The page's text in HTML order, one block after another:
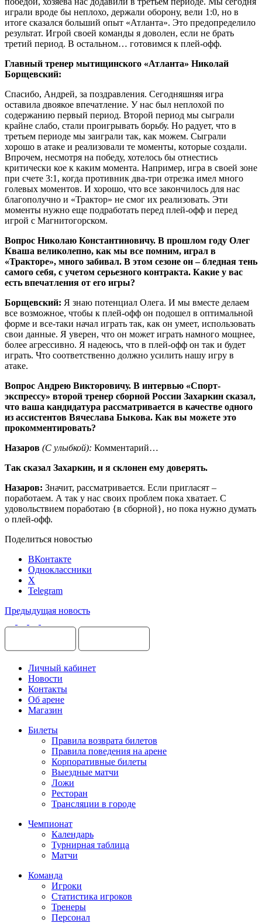
играли вроде бы неплохо, держали оборону, вели 1:0, но в
итоге сказался больший опыт «Атланта». Это предопределило
результат. Игрой своей команды я доволен, если не брать
третий период. В остальном… готовимся к плей-офф.
Главный тренер мытищинского «Атланта» Николай
Борщевский:
Спасибо, Андрей, за поздравления. Сегодняшняя игра
оставила двоякое впечатление. У нас был неплохой по
содержанию первый период. Второй период мы сыграли
крайне слабо, стали проигрывать борьбу. Но радует, что в
третьем периоде мы заиграли так, как можем. Сыграли
хорошо в атаке и реализовали те моменты, которые создали.
Впрочем, несмотря на победу, хотелось бы отнестись
критически кое к каким момента. Например, игра в своей зоне
при счете 3:1, когда противник два-три отрезка имел много
голевых моментов. И хорошо, что все закончилось для нас
благополучно и «Трактор» не смог их реализовать. Эти
моменты нужно еще подработать перед плей-офф и перед
игрой с Магнитогорском.
Вопрос Николаю Константиновичу. В прошлом году Олег
Кваша великолепно, как мы все помним, играл в
«Тракторе», много забивал. В этом сезоне он – бледная тень
самого себя, с учетом серьезного контракта. Какие у вас
есть впечатления от его игры?
Борщевский: Я знаю потенциал Олега. И мы вместе делаем
все возможное, чтобы к плей-офф он подошел в оптимальной
форме и все-таки начал играть так, как он умеет, использовать
свои данные. Я уверен, что он может играть намного мощнее,
более агрессивно. Я надеюсь, что в плей-офф он так и будет
играть. Что соответственно должно усилить нашу игру в
атаке.
Вопрос Андрею Викторовичу. В интервью «Спорт-
экспрессу» второй тренер сборной России Захаркин сказал,
что ваша кандидатура рассматривается в качестве одного
из ассистентов Вячеслава Быкова. Как вы можете это
прокомментировать?
Назаров (С улыбкой): Комментарий…
Так сказал Захаркин, и я склонен ему доверять.
Назаров: Значит, рассматривается. Если пригласят –
поработаем. А так у нас своих проблем пока хватает. С
удовольствием поработаю {в сборной}, но пока нужно думать
о плей-офф.
Поделиться новостью
ВКонтакте
Одноклассники
X
Telegram
Предыдущая новость
Личный кабинет
Новости
Контакты
Об арене
Магазин
Билеты
Правила возврата билетов
Правила поведения на арене
Корпоративные билеты
Выездные матчи
Ложи
Ресторан
Трансляции в городе
Чемпионат
Календарь
Турнирная таблица
Матчи
Команда
Игроки
Статистика игроков
Тренеры
Персонал